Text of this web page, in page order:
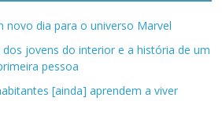
novo dia para o universo Marvel
jovens do interior e a história de um
pessoa
[ainda] aprendem a viver